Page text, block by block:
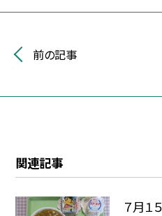
前の記事
関連記事
７月１